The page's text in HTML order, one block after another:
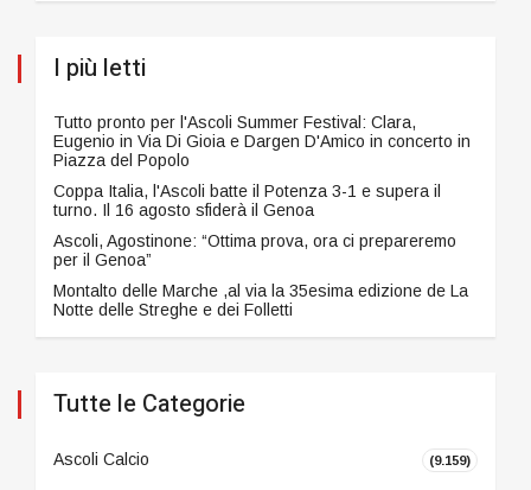
I più letti
Tutto pronto per l'Ascoli Summer Festival: Clara,
Eugenio in Via Di Gioia e Dargen D'Amico in concerto in
Piazza del Popolo
Coppa Italia, l'Ascoli batte il Potenza 3-1 e supera il
turno. Il 16 agosto sfiderà il Genoa
Ascoli, Agostinone: “Ottima prova, ora ci prepareremo
per il Genoa”
Montalto delle Marche ,al via la 35esima edizione de La
Notte delle Streghe e dei Folletti
Tutte le Categorie
Ascoli Calcio (9.159)